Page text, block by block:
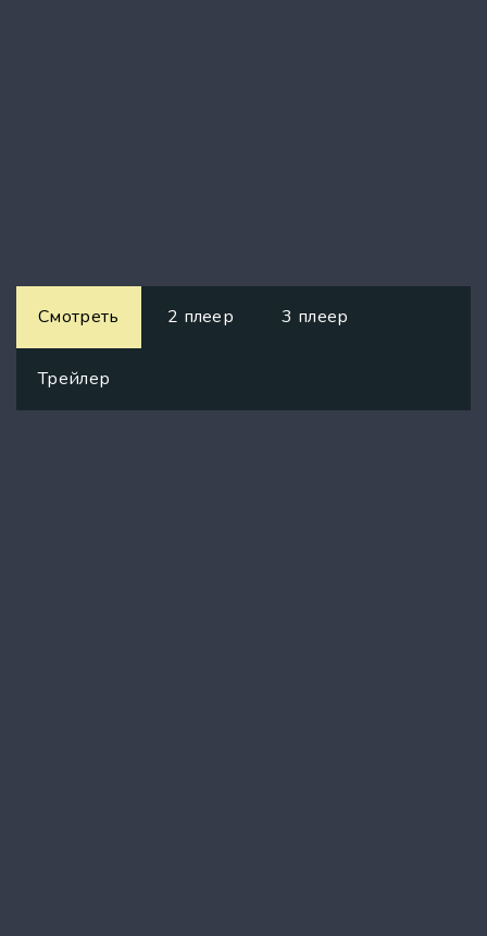
Смотреть 2 плеер 3 плеер
Трейлер